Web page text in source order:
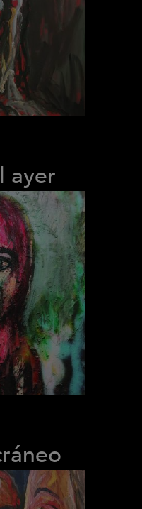
ayer